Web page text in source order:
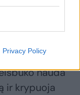
Privacy Policy
feisbuke
nauda
ir krypuoja